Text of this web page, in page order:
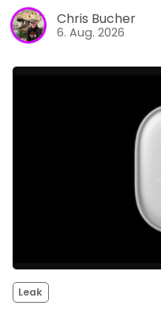
Chris Bucher
6. Aug. 2026
Leak